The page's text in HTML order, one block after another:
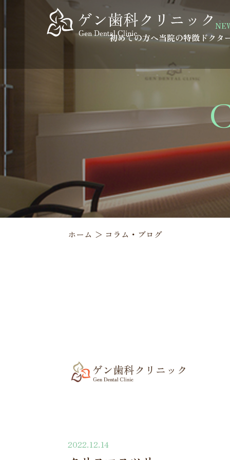
初めての方へ当院の特徴 ドクタ
ホーム ＞ コラム・ブログ
2022.12.14